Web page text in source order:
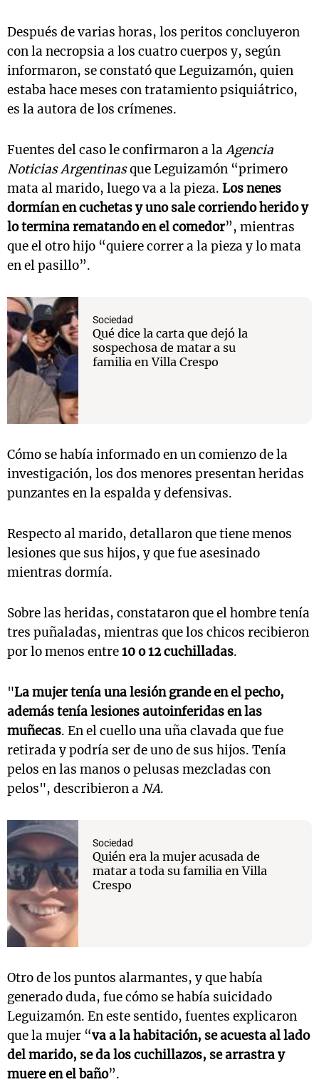
Después de varias horas, los peritos concluyeron
con la necropsia a los cuatro cuerpos y, según
informaron, se constató que Leguizamón, quien
estaba hace meses con tratamiento psiquiátrico,
es la autora de los crímenes.
Fuentes del caso le confirmaron a laAgencia
Noticias Argentinasque Leguizamón “primero
mata al marido, luego va a la pieza. Los nenes
dormían en cuchetas y uno sale corriendo herido y
lo termina rematando en el comedor”, mientras
que el otro hijo “quiere correr a la pieza y lo mata
en el pasillo”.
Sociedad
Qué dice la carta que dejó la
sospechosa de matar a su
familia en Villa Crespo
Cómo se había informado en un comienzo de la
investigación, los dos menores presentan heridas
punzantes en la espalda y defensivas.
Respecto al marido, detallaron que tiene menos
lesiones que sus hijos, y que fue asesinado
mientras dormía.
Sobre las heridas, constataron que el hombre tenía
tres puñaladas, mientras que los chicos recibieron
por lo menos entre10 o 12 cuchilladas.
"La mujer tenía una lesión grande en el pecho,
además tenía lesiones autoinferidas en las
muñecas. En el cuello una uña clavada que fue
retirada y podría ser de uno de sus hijos. Tenía
pelos en las manos o pelusas mezcladas con
pelos", describieron a NA.
Sociedad
Quién era la mujer acusada de
matar a toda su familia en Villa
Crespo
Otro de los puntos alarmantes, y que había
generado duda, fue cómo se había suicidado
Leguizamón. En este sentido, fuentes explicaron
que la mujer “va a la habitación, se acuesta al lado
del marido, se da los cuchillazos, se arrastra y
muere en el baño”.